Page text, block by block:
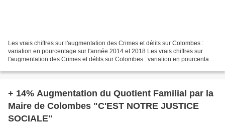
Les vrais chiffres sur l'augmentation des Crimes et délits sur Colombes :
variation en pourcentage sur l'année 2014 et 2018 Les vrais chiffres sur
l'augmentation des Crimes et délits sur Colombes : variation en pourcentage
+ 14% Augmentation du Quotient Familial par la
Maire de Colombes "C'EST NOTRE JUSTICE
SOCIALE"